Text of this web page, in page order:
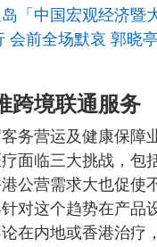
「中国宏观经济暨
会前全场默哀 郭晓
跨境联通服务
务营运及健康保障
面临三大挑战，包
公营需求大也促使
对这个趋势在产品
在内地或香港治疗